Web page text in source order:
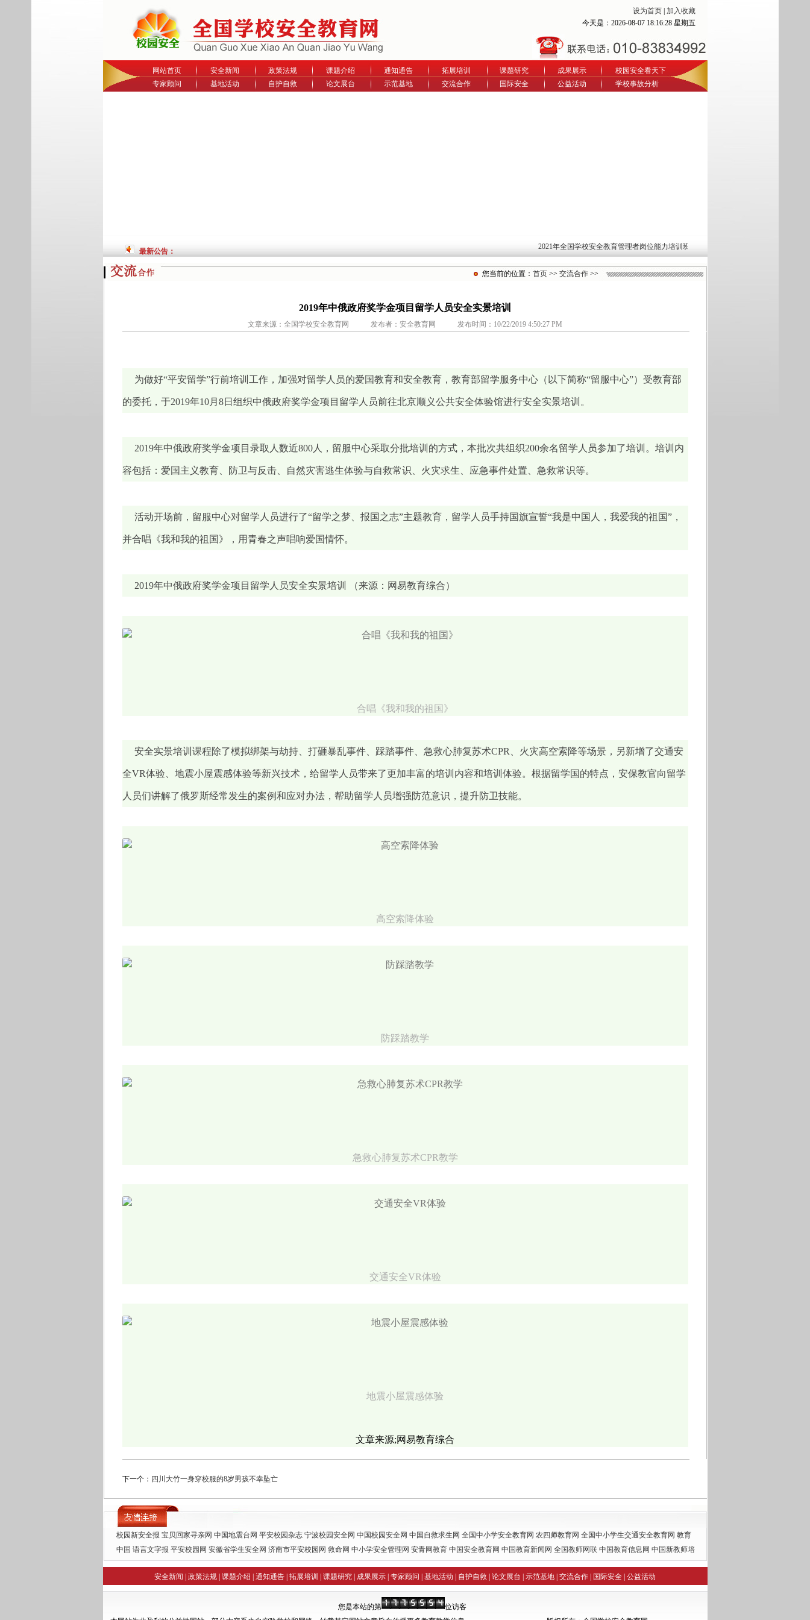
设为首页| 加入收藏
今天是： 2026-08-07 18:16:28 星期五
网站首页 安全新闻 政策法规 课题介绍 通知通告 拓展培训 课题研究 成果展示
校园安全看天下
专家顾问
基地活动 自护自救 论文展台 示范基地 交流合作 国际安全 公益活动 学校事故分析
最新公告：
2021年全国学校安全教育管理者岗位能力培训班
您当前的位置： 首页>> 交流合作>>
2019年中俄政府奖学金项目留学人员安全实景培训
文章来源：全国学校安全教育网 发布者：安全教育网 发布时间：10/22/2019 4:50:27 PM
为做好“平安留学”行前培训工作，加强对留学人员的爱国教育和安全教育，教育部留学服务中心（以下简称“留服中心”）受教育部
的委托，于2019年10月8日组织中俄政府奖学金项目留学人员前往北京顺义公共安全体验馆进行安全实景培训。
2019年中俄政府奖学金项目录取人数近800人，留服中心采取分批培训的方式，本批次共组织200余名留学人员参加了培训。培训内
容包括：爱国主义教育、防卫与反击、自然灾害逃生体验与自救常识、火灾求生、应急事件处置、急救常识等。
活动开场前，留服中心对留学人员进行了“留学之梦、报国之志”主题教育，留学人员手持国旗宣誓“我是中国人，我爱我的祖国”，
并合唱《我和我的祖国》，用青春之声唱响爱国情怀。
2019年中俄政府奖学金项目留学人员安全实景培训 （来源：网易教育综合）
合唱《我和我的祖国》
安全实景培训课程除了模拟绑架与劫持、打砸暴乱事件、踩踏事件、急救心肺复苏术CPR、火灾高空索降等场景，另新增了交通安
全VR体验、地震小屋震感体验等新兴技术，给留学人员带来了更加丰富的培训内容和培训体验。根据留学国的特点，安保教官向留学
人员们讲解了俄罗斯经常发生的案例和应对办法，帮助留学人员增强防范意识，提升防卫技能。
高空索降体验
防踩踏教学
急救心肺复苏术CPR教学
交通安全VR体验
地震小屋震感体验
文章来源;网易教育综合
下一个： 四川大竹一身穿校服的8岁男孩不幸坠亡
校园新安全报 宝贝回家寻亲网 中国地震台网 平安校园杂志 宁波校园安全网 中国校园安全网 中国自救求生网 全国中小学安全教育网 农四师教育网 全国中小学生交通安全教育网 教育
中国 语言文字报 平安校园网 安徽省学生安全网 济南市平安校园网 救命网 中小学安全管理网 安青网教育 中国安全教育网 中国教育新闻网 全国教师网联 中国教育信息网 中国新教师培
安全新闻
政策法规 课题介绍 通知通告 拓展培训 课题研究 成果展示 专家顾问 基地活动 自护自救 论文展台 示范基地 交流合作 国际安全 公益活动
您是本站的第
位访客